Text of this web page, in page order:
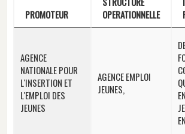
PROMOTEUR
OPERATIONNELLE
AGENCE
NATIONALE POUR
L'INSERTION ET
L'EMPLOI DES
JEUNES
AGENCE EMPLOI
JEUNES,